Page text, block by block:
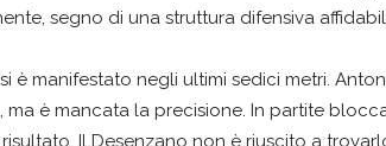
segno di una struttura difensiva
è manifestato negli ultimi sedici metri.
ma è mancata la precisione. In partite
Il Desenzano non è riuscito a